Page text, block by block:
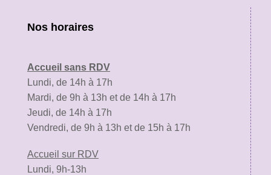
Nos horaires
Accueil sans RDV
Lundi, de 14h à 17h
Mardi, de 9h à 13h et de 14h à 17h
Jeudi, de 14h à 17h
Vendredi, de 9h à 13h et de 15h à 17h
Accueil sur RDV
Lundi, 9h-13h